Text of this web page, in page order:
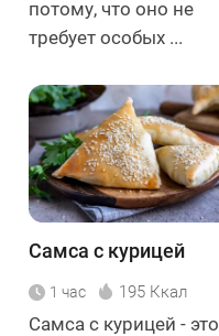
потому, что оно не
требует особых ...
Самса с курицей
1 час 195 Ккал
Самса с курицей - это